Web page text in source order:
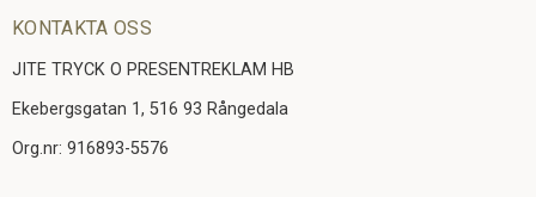
KONTAKTA OSS
JITE TRYCK O PRESENTREKLAM HB
Ekebergsgatan 1, 516 93 Rångedala
Org.nr: 916893-5576